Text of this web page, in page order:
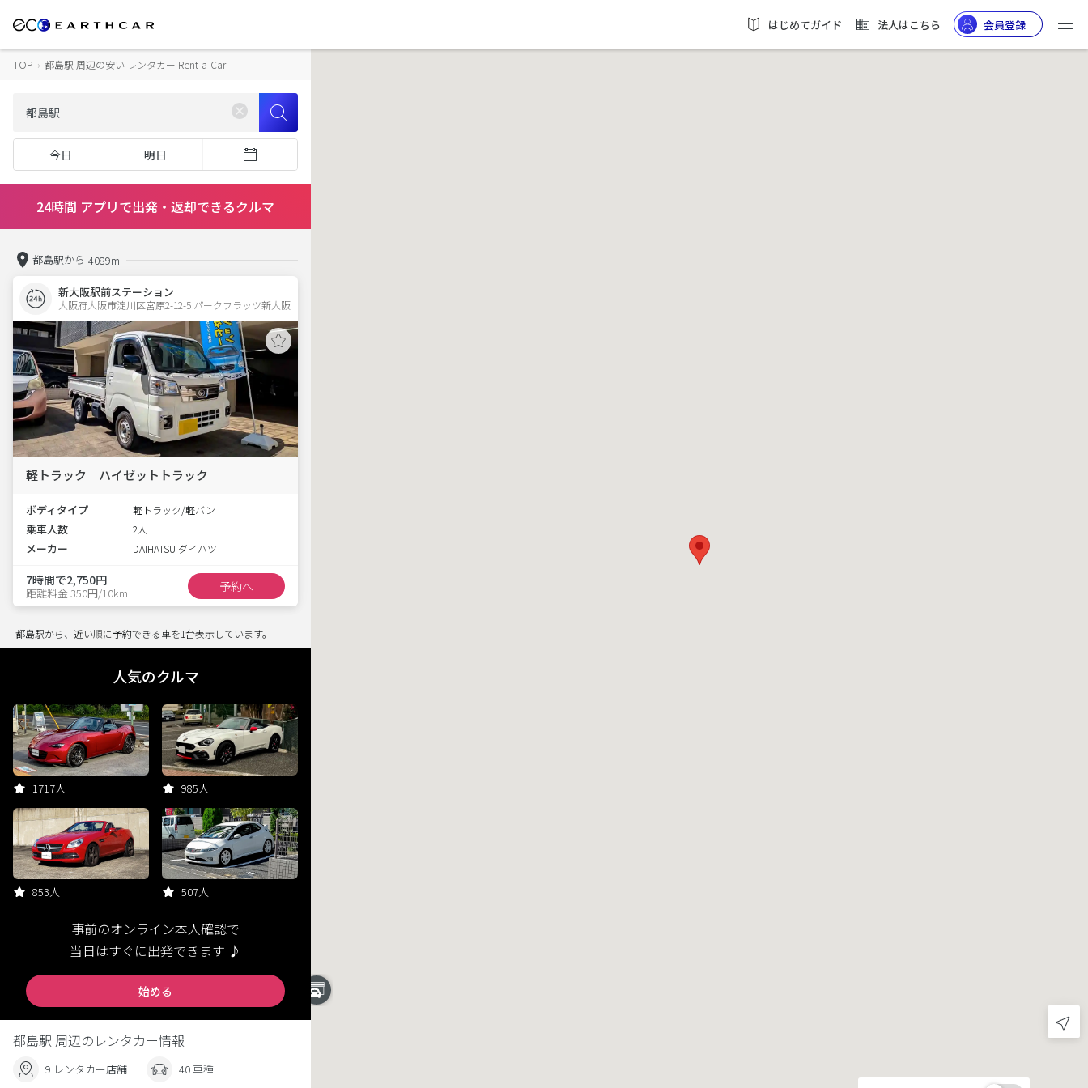
はじめてガイド 法人はこちら 会員登録
TOP › 都島駅 周辺の安い レンタカー Rent-a-Car
今日 明日
24時間 アプリで出発・返却できるクルマ
都島駅から 4089m
新大阪駅前ステーション
軽トラック ハイゼットトラック
ボディタイプ 軽トラック/軽バン
乗車人数 2人
メーカー DAIHATSU ダイハツ
7時間で2,750円
距離料金 350円/10km 予約へ
都島駅から、近い順に予約できる車を1台表示しています。
人気のクルマ
1717人 985人
853人 507人
事前のオンライン本人確認で
当日はすぐに出発できます ♪
始める
都島駅 周辺のレンタカー情報
9 レンタカー店舗 40 車種